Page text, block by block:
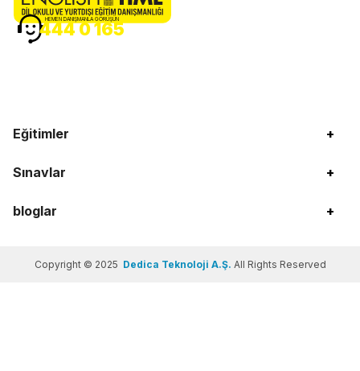
Eğitimler +
Sınavlar +
bloglar +
HEMEN DANIŞMANLA GÖRÜŞÜN
444 0 165
Copyright © 2025 Dedica Teknoloji A.Ş. All Rights Reserved